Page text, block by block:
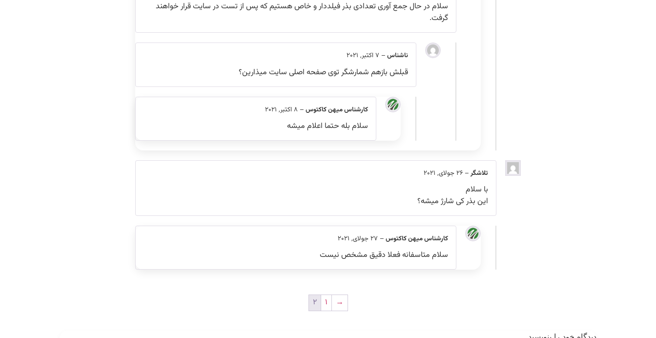
سلام در حال جمع آوری تعدادی بذر فیلددار و خاص هستیم که پس از تست در سایت قرار خواهند
گرفت.
ناشناس– 7 اکتبر, 2021
قبلش بازهم شمارشگر توی صفحه اصلی سایت میذارین؟
کارشناس میهن کاکتوس– 8 اکتبر, 2021
سلام بله حتما اعلام میشه
تلاشگر– 26 جولای, 2021
با سلام
این بذر کی شارژ میشه؟
کارشناس میهن کاکتوس– 27 جولای, 2021
سلام متاسفانه فعلا دقیق مشخص نیست
→
1
2